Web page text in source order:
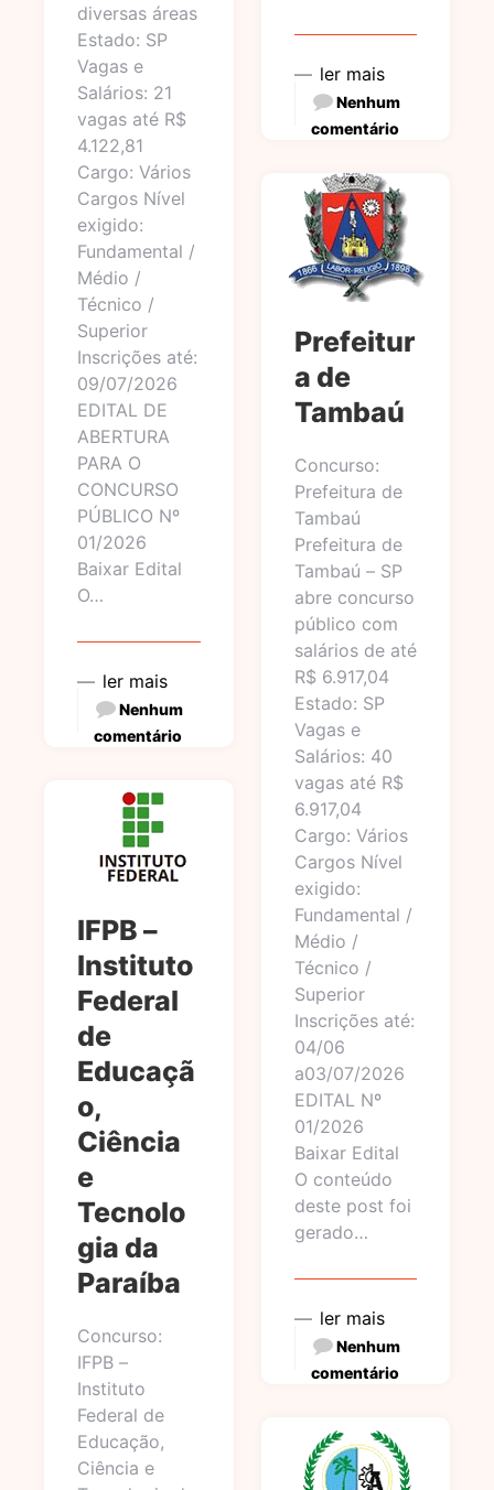
diversas áreas
Estado: SP
Vagas e
Salários: 21
vagas até R$
4.122,81
Cargo: Vários
Cargos Nível
exigido:
Fundamental /
Médio /
Técnico /
Superior
Inscrições até:
09/07/2026
EDITAL DE
ABERTURA
PARA O
CONCURSO
PÚBLICO Nº
01/2026
Baixar Edital
O…
ler mais
Nenhum
comentário
IFPB –
Instituto
Federal
de
Educaçã
o,
Ciência
e
Tecnolo
gia da
Paraíba
Concurso:
IFPB –
Instituto
Federal de
Educação,
Ciência e
ler mais
Nenhum
comentário
Prefeitur
a de
Tambaú
Concurso:
Prefeitura de
Tambaú
Prefeitura de
Tambaú – SP
abre concurso
público com
salários de até
R$ 6.917,04
Estado: SP
Vagas e
Salários: 40
vagas até R$
6.917,04
Cargo: Vários
Cargos Nível
exigido:
Fundamental /
Médio /
Técnico /
Superior
Inscrições até:
04/06
a03/07/2026
EDITAL Nº
01/2026
Baixar Edital
O conteúdo
deste post foi
gerado…
ler mais
Nenhum
comentário